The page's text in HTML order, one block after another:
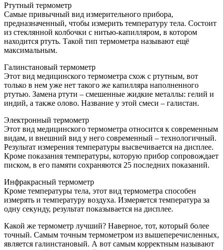
Ртутный термометр
Самые привычный вид измерительного прибора,
предназначенный, чтобы измерить температуру тела. Состоит
из стеклянной колбочки с нитью-капилляром, в котором
находится ртуть. Такой тип термометра называют ещё
максимальным.
Галинстановый термометр
Этот вид медицинского термометра схож с ртутным, вот
только в нем уже нет такого же капилляра наполненного
ртутью. Замена ртути – смешенные жидкие металлы: гелий и
индий, а также олово. Название у этой смеси – галистан.
Электронный термометр
Этот вид медицинского термометра относится к современным
видам, и внешний вид у него современный – технологичный.
Результат измерения температуры высвечивается на дисплее.
Кроме показания температуры, которую прибор сопровождает
писком, в его памяти сохраняются 25 последних показаний.
Инфракрасный термометр
Кроме температуры тела, этот вид термометра способен
измерять и температуру воздуха. Измеряется температура за
одну секунду, результат показывается на дисплее.
Какой же термометр лучший? Наверное, тот, который более
точный. Самым точным термометром из вышеперечисленных,
является галинстановый. А вот самым корректным называют